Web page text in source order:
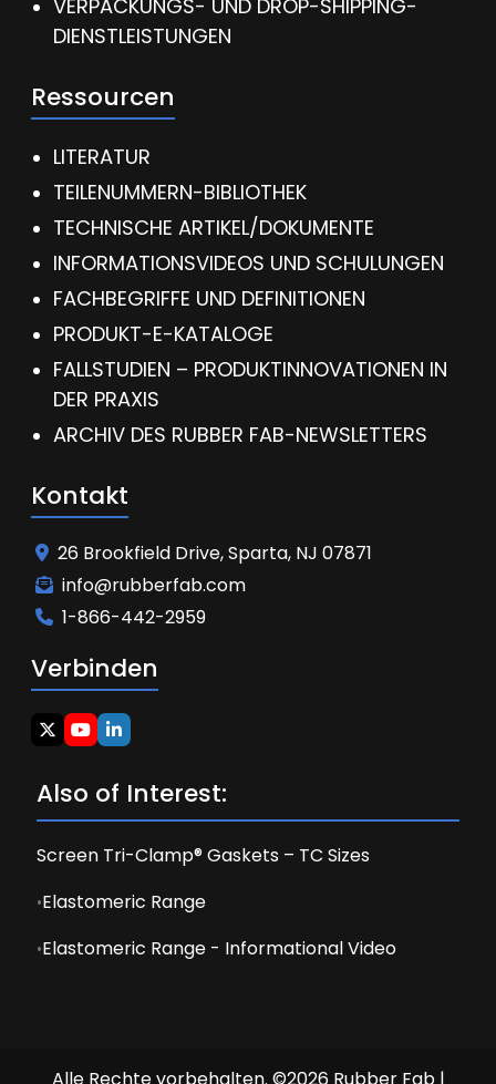
VERPACKUNGS- UND DROP-SHIPPING-
DIENSTLEISTUNGEN
Ressourcen
LITERATUR
TEILENUMMERN-BIBLIOTHEK
TECHNISCHE ARTIKEL/DOKUMENTE
INFORMATIONSVIDEOS UND SCHULUNGEN
FACHBEGRIFFE UND DEFINITIONEN
PRODUKT-E-KATALOGE
FALLSTUDIEN – PRODUKTINNOVATIONEN IN
DER PRAXIS
ARCHIV DES RUBBER FAB-NEWSLETTERS
Kontakt
26 Brookfield Drive, Sparta, NJ 07871
info@rubberfab.com
1-866-442-2959
Verbinden
Also of Interest:
Screen Tri-Clamp® Gaskets – TC Sizes
Elastomeric Range
Elastomeric Range - Informational Video
Alle Rechte vorbehalten. ©2026 Rubber Fab |